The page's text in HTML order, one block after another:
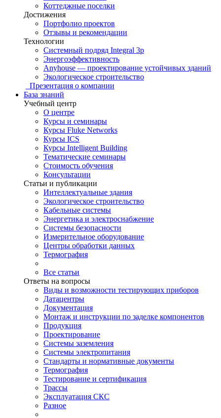
Коттеджные поселки
Достижения
Портфолио проектов
Отзывы и рекомендации
Технологии
Системный подряд Integral 3p
Энергоэффективность
Anyhouse — проектирование устойчивых зданий
Экологическое строительство
Презентация о компании
База знаний
Учебный центр
О центре
Курсы и семинары
Курсы Fluke Networks
Курсы ICS
Курсы Intelligent Building
Тематические семинары
Стоимость обучения
Консультации
Статьи и публикации
Интеллектуальные здания
Экологическое строительство
Кабельные системы
Энергетика и электроснабжение
Системы безопасности
Измерительное оборудование
Центры обработки данных
Термография
Все статьи
Ответы на вопросы
Виды и возможности тестирующих приборов
Датацентры
Документация
Монтаж и инструкции по заделке компонентов
Продукция
Проектирование
Системы заземления
Системы электропитания
Стандарты и нормативные документы
Термография
Тестирование и сертификация
Трассы
Эксплуатация СКС
Разное